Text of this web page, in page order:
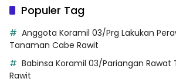
Populer Tag
Anggota Koramil 03/Prg Lakukan
Tanaman Cabe Rawit
Babinsa Koramil 03/Pariangan
Rawit